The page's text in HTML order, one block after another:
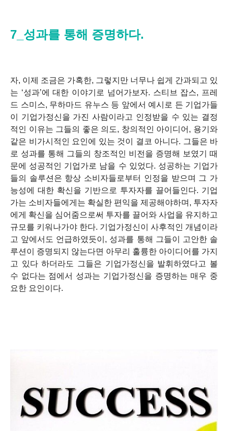
7_성과를 통해 증명하다.
자, 이제 조금은 가혹한, 그렇지만 너무나 쉽게 간과되고 있
는 ‘성과’에 대한 이야기로 넘어가보자. 스티브 잡스, 프레
드 스미스, 무하마드 유누스 등 앞에서 예시로 든 기업가들
이 기업가정신을 가진 사람이라고 인정받을 수 있는 결정
적인 이유는 그들의 좋은 의도, 창의적인 아이디어, 용기와
같은 비가시적인 요인에 있는 것이 결코 아니다. 그들은 바
로 성과를 통해 그들의 창조적인 비전을 증명해 보였기 때
문에 성공적인 기업가로 남을 수 있었다. 성공하는 기업가
들의 솔루션은 항상 소비자들로부터 인정을 받으며 그 가
능성에 대한 확신을 기반으로 투자자를 끌어들인다. 기업
가는 소비자들에게는 확실한 편익을 제공해야하며, 투자자
에게 확신을 심어줌으로써 투자를 끌어와 사업을 유지하고
규모를 키워나가야 한다. 기업가정신이 사후적인 개념이라
고 앞에서도 언급하였듯이, 성과를 통해 그들이 고안한 솔
루션이 증명되지 않는다면 아무리 훌륭한 아이디어를 가지
고 있다 하더라도 그들은 기업가정신을 발휘하였다고 볼
수 없다는 점에서 성과는 기업가정신을 증명하는 매우 중
요한 요인이다.